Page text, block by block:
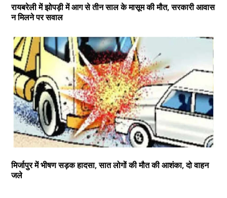
रायबरेली में झोपड़ी में आग से तीन साल के मासूम की मौत, सरकारी आवास
न मिलने पर सवाल
मिर्जापुर में भीषण सड़क हादसा, सात लोगों की मौत की आशंका, दो वाहन
जले